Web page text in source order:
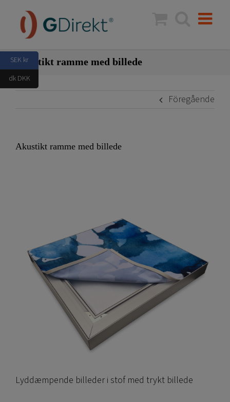
innehållet
Akustikt ramme med billede
Föregående
Akustikt ramme med billede
Lyddæmpende billeder i stof med trykt billede
SEK kr
dk DKK